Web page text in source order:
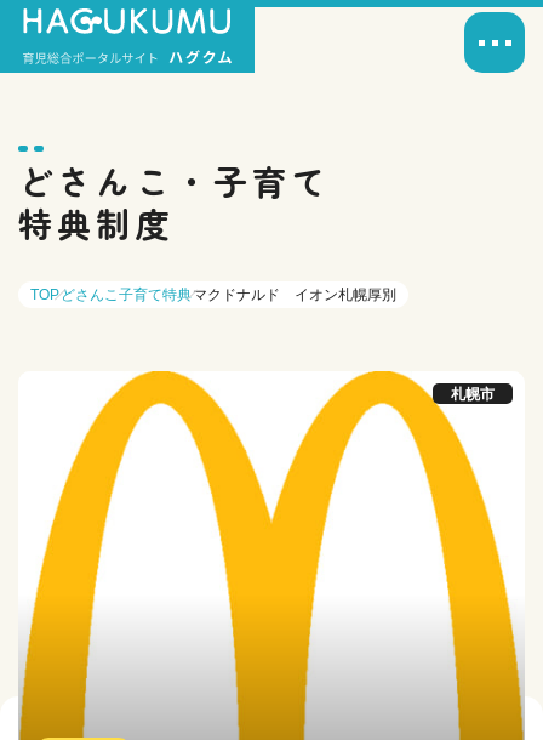
どさんこ・子育て
特典制度
TOPどさんこ子育て特典マクドナルド イオン札幌厚別
札幌市